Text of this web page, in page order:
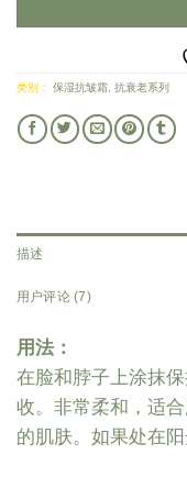
类别： 保湿抗皱霜, 抗衰老系列
描述
用户评论 (7)
用法：
在脸和脖子上涂抹
收。非常柔和，适
的肌肤。如果处在